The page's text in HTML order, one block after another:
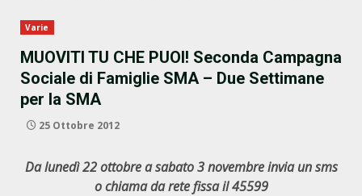
Varie
MUOVITI TU CHE PUOI! Seconda Campagna
Sociale di Famiglie SMA – Due Settimane
per la SMA
25 Ottobre 2012
Da lunedì 22 ottobre a sabato 3 novembre invia un sms
o chiama da rete fissa il 45599